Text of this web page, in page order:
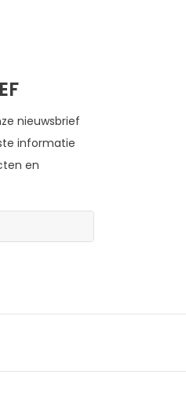
nieuwsbrief
informatie
en